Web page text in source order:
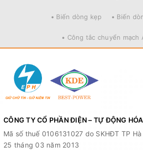
• Biến dòng kẹp • Biến
• Công tắc chuyển mạch
CÔNG TY CỔ PHẦN ĐIỆN – TỰ ĐỘNG
Mã số thuế 0106131027 do SKHĐT TP
25 tháng 03 năm 2013